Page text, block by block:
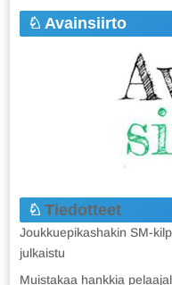
Avainsiirto
Tiedotteet
Joukkuepikashakin SM-
julkaistu
Muistakaa hankkia